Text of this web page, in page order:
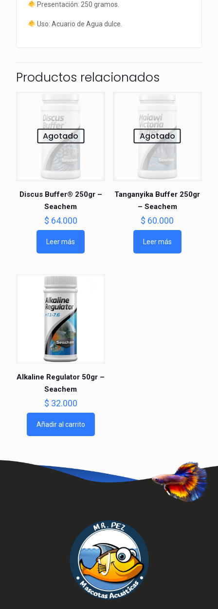
Presentación: 250 gramos.
Uso: Acuario de Agua dulce.
Productos relacionados
Agotado
Discus Buffer® 250gr –
Seachem
$ 64.000
Leer más
Agotado
Tanganyika Buffer 250gr
– Seachem
$ 60.000
Leer más
Alkaline Regulator 50gr –
Seachem
$ 32.000
Añadir al carrito